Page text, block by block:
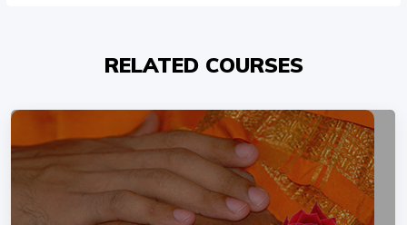
RELATED COURSES